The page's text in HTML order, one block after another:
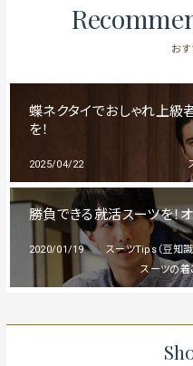
お
蝶ネクタイでおしゃれ上級
を！
2025/04/22
勝負できる就活スーツを！
2020/01/19
スーツTips（豆知識
スーツの着